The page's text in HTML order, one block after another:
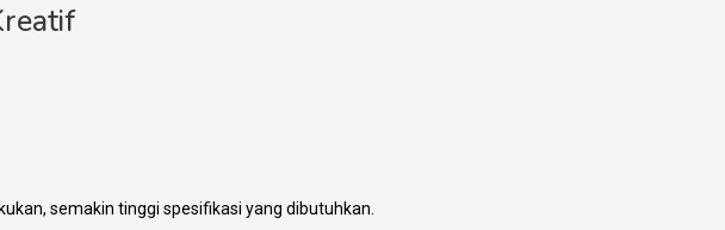
semakin tinggi spesifikasi yang dibutuhkan.